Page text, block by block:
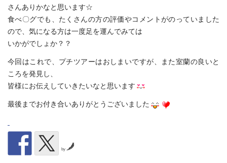
さんありかなと思います☆
食べ〇グでも、たくさんの方の評価やコメントがのっていました
ので、気になる方は一度足を運んでみては
いかがでしょか？？
今回はこれで、プチツアーはおしまいですが、また室蘭の良いと
ころを発見し、
皆様にお伝えしていきたいなと思います
最後までお付き合いありがとうございました
by